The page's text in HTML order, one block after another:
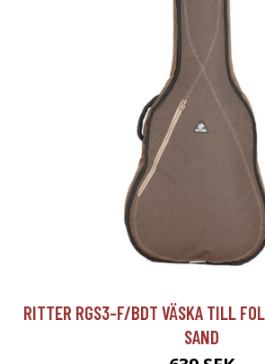
RITTER RGS3-F/BDT VÄSKA TILL
SAND